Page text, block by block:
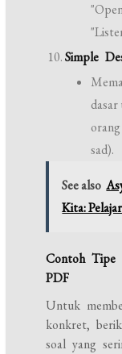
Simple
sad).
See also
Kita:
Contoh Tipe
PDF
Untuk
konkret,
soal yang